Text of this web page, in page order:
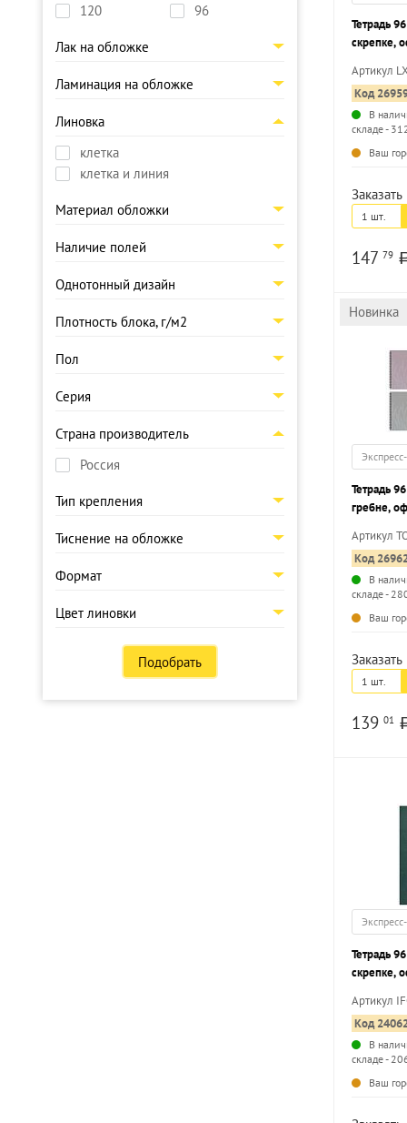
120
96
Лак на обложке
Ламинация на обложке
Линовка
клетка
клетка и линия
Материал обложки
Наличие полей
Однотонный дизайн
Плотность блока, г/м2
Пол
Серия
Страна производитель
Россия
Тип крепления
Тиснение на обложке
Формат
Цвет линовки
Подобрать
Тетрадь
скрепке,
форзаца,
Артикул
Код
В
складе -
Ваш
Заказать
1 шт.
147 79
Новинка
Тетрадь
гребне,
картон,
Артикул
Код
В
складе -
Ваш
Заказать
1 шт.
139 01
Тетрадь
скрепке,
Артикул
Код
В
складе -
Ваш